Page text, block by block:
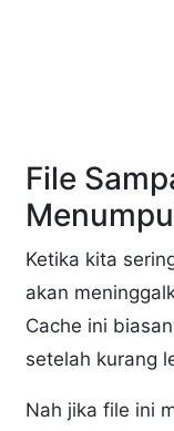
File
Ketika kita
akan
Cache ini
setelah kurang
Nah jika file ini